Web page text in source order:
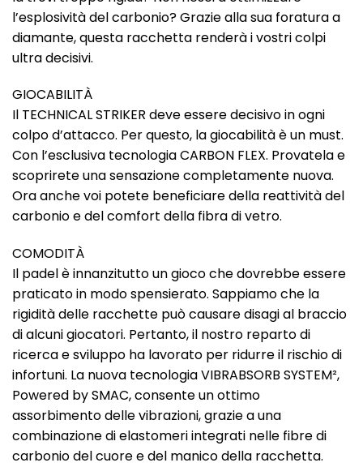
l’esplosività del carbonio? Grazie alla sua foratura a
diamante, questa racchetta renderà i vostri colpi
ultra decisivi.
GIOCABILITÀ
Il TECHNICAL STRIKER deve essere decisivo in ogni
colpo d’attacco. Per questo, la giocabilità è un must.
Con l’esclusiva tecnologia CARBON FLEX. Provatela e
scoprirete una sensazione completamente nuova.
Ora anche voi potete beneficiare della reattività del
carbonio e del comfort della fibra di vetro.
COMODITÀ
Il padel è innanzitutto un gioco che dovrebbe essere
praticato in modo spensierato. Sappiamo che la
rigidità delle racchette può causare disagi al braccio
di alcuni giocatori. Pertanto, il nostro reparto di
ricerca e sviluppo ha lavorato per ridurre il rischio di
infortuni. La nuova tecnologia VIBRABSORB SYSTEM²,
Powered by SMAC, consente un ottimo
assorbimento delle vibrazioni, grazie a una
combinazione di elastomeri integrati nelle fibre di
carbonio del cuore e del manico della racchetta.